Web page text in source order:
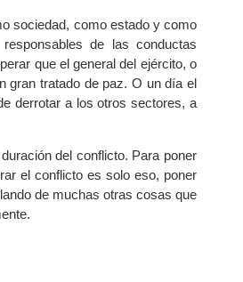
sociedad, como estado y como
de las conductas
que el general del ejército, o
gran tratado de paz. O un día el
derrotar a los otros sectores, a
del conflicto. Para poner
el conflicto es solo eso, poner
de muchas otras cosas que